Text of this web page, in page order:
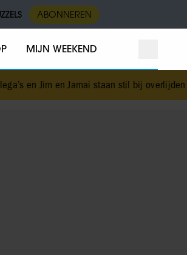
ABONNEREN
MIJN WEEKEND
staan stil bij overlijden Jerney